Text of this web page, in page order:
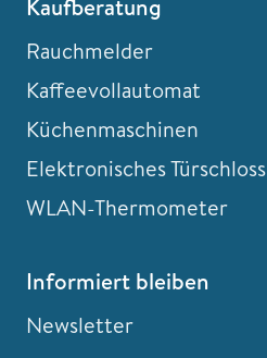
Kaufberatung
Rauchmelder
Kaffeevollautomat
Küchenmaschinen
Elektronisches Türschloss
WLAN-Thermometer
Informiert bleiben
Newsletter